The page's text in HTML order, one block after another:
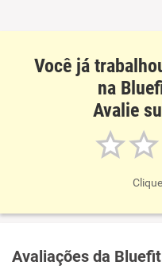
Você já
na
Avalie
Avaliações da